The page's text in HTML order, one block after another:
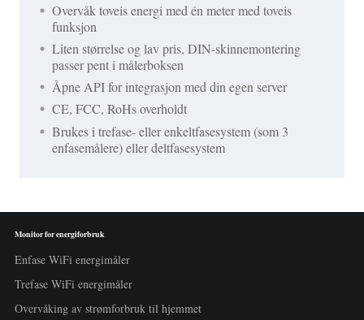
Overvåk toveis energi med én meter med toveis
funksjon
Liten størrelse og lav pris, DIN-skinnemontering
passer pent i målerboksen
Åpne API for integrasjon med din egen server
CE, FCC, RoHs overholdt
Brukes i trefase- eller enkeltfasesystem (som 3
enfasemålere) eller deltfasesystem
Monitor for energiforbruk
Enfase WiFi energimåler
Trefase WiFi energimåler
Overvåking av strømforbruk til hjemmet